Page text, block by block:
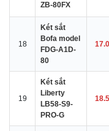
ZB-80FX
18
Két sắt
Bofa model
FDG-A1D-
80
19
Két sắt
Liberty
LB58-S9-
PRO-G